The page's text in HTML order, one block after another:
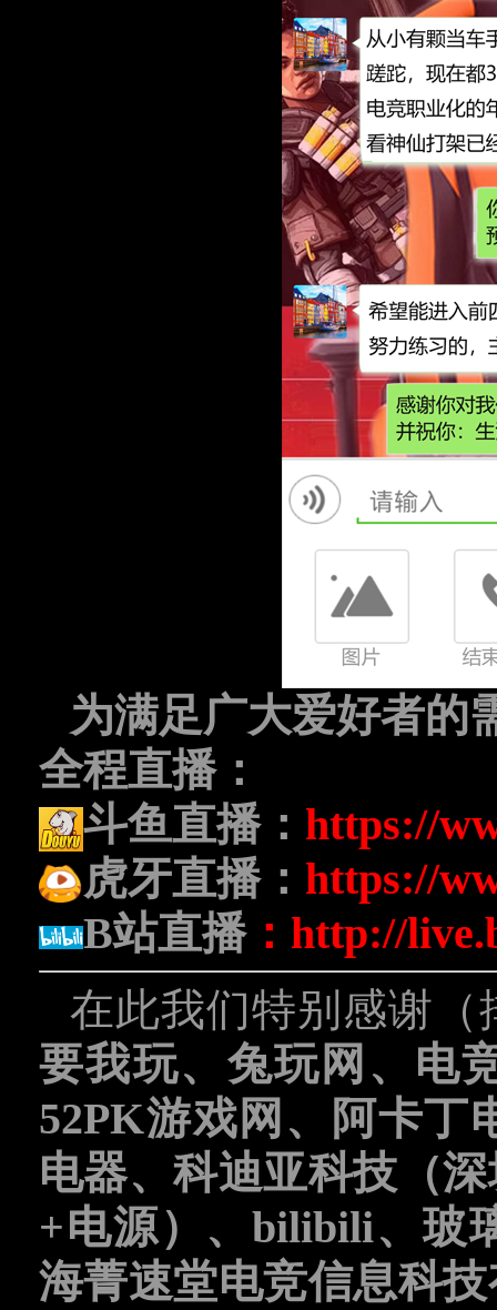
为满足广大爱好者的
全程直播：
斗鱼直播： https://
虎牙直播： https://
B站直播： http://
在此我们特别感谢
要我玩、兔玩网、电
52PK游戏网、阿卡丁
电器、科迪亚科技（
+电源）、bilibili、玻
海菁速堂电竞信息科